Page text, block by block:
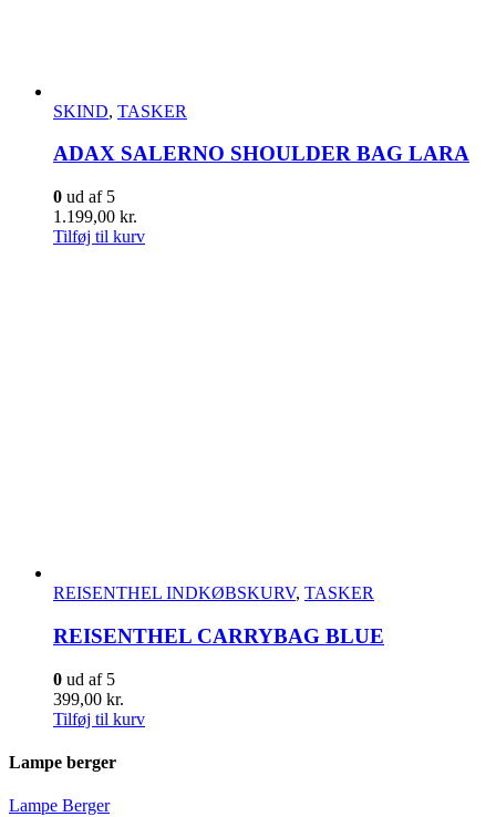
SKIND, TASKER
ADAX SALERNO SHOULDER BAG LARA
0 ud af 5
1.199,00 kr.
Tilføj til kurv
REISENTHEL INDKØBSKURV, TASKER
REISENTHEL CARRYBAG BLUE
0 ud af 5
399,00 kr.
Tilføj til kurv
Lampe berger
Lampe Berger